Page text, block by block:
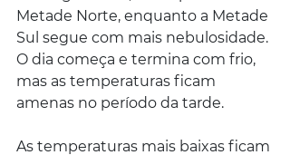
Metade Norte, enquanto a Metade
Sul segue com mais nebulosidade.
O dia começa e termina com frio,
mas as temperaturas ficam
amenas no período da tarde.
As temperaturas mais baixas ficam